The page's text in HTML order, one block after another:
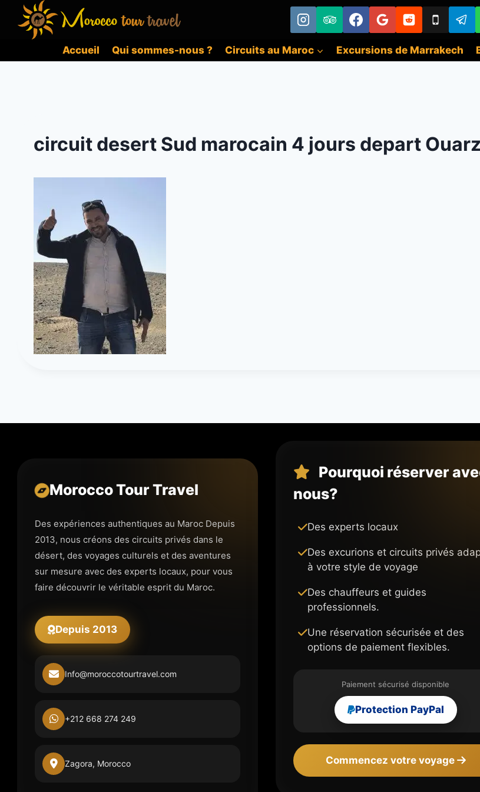
contenu
Accueil
Qui sommes-nous ? Circuits au Maroc Excursions de Marrakech
circuit desert Sud marocain 4 jours depart
Morocco Tour Travel
Des expériences authentiques au Maroc Depuis
2013, nous créons des circuits privés dans le
désert, des voyages culturels et des aventures
sur mesure avec des experts locaux, pour vous
faire découvrir le véritable esprit du Maroc.
Depuis 2013
Info@moroccotourtravel.com
+212 668 274 249
Zagora, Morocco
Pourquoi réserver
nous?
Des experts locaux
Des excurions et circuits privés
à votre style de voyage
Des chauffeurs et guides
professionnels.
Une réservation sécurisée et des
options de paiement flexibles.
Paiement sécurisé disponible
Protection PayPal
Commencez votre voyage